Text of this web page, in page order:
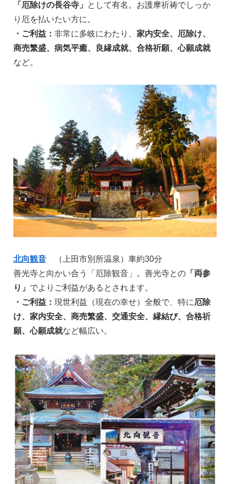
「厄除けの長谷寺」
として有名。お護摩祈祷でしっか
り厄を払いたい方に。
・ご利益： 非常に多岐にわたり、 家内安全、厄除け、
商売繁盛、病気平癒、良縁成就、合格祈願、心願成就
など。
北向観音 （上田市別所温泉）車約30分
善光寺と向かい合う「厄除観音」。善光寺との 「両参
り」 でよりご利益があるとされます。
・ご利益： 現世利益（現在の幸せ）全般で、特に 厄除
け、家内安全、商売繁盛、交通安全、縁結び、合格祈
願、心願成就など幅広い。